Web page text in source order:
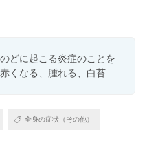
どに起こる炎症のことを
くなる、腫れる、白苔...
全身の症状（その他）